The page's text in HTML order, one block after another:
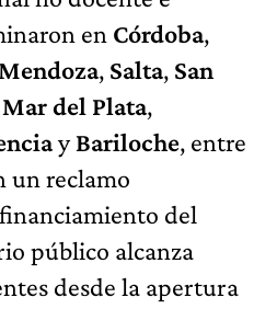
en Córdoba,
Mendoza, Salta, San
Mar del Plata,
yBariloche, entre
un reclamo
del
público alcanza
desde la apertura